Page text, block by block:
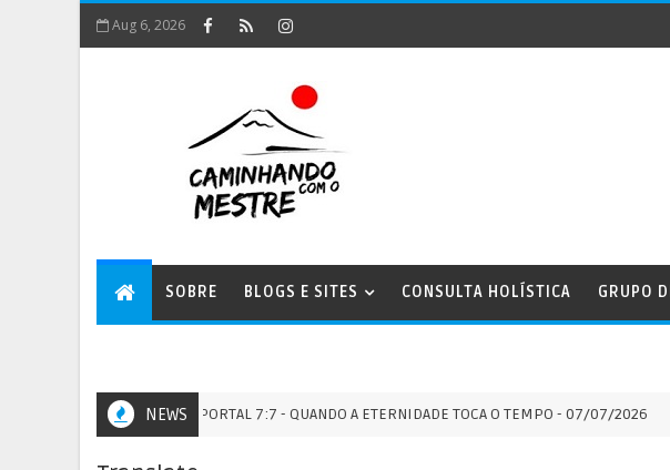
Aug 6, 2026
SOBRE BLOGS E SITES CONSULTA HOLÍSTICA GRUPO
NEWS
PORTAIS PORTAL 7:7 - QUANDO A ETERNIDADE TOCA O TEMPO - 07/07/2026